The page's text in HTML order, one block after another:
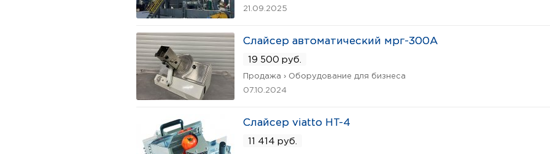
21.09.2025
Слайсер автоматический мрг-300А
19 500 руб.
Продажа › Оборудование для бизнеса
07.10.2024
Слайсер viatto HT-4
11 414 руб.